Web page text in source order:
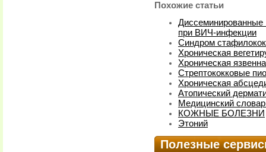
Похожие статьи
при ВИЧ-инфекции
Синдром
Хроническая
Хроническая
Стрептококковые
Хроническая
Атопический
Медицинский
КОЖНЫЕ БОЛЕЗНИ
Этоний
Полезные